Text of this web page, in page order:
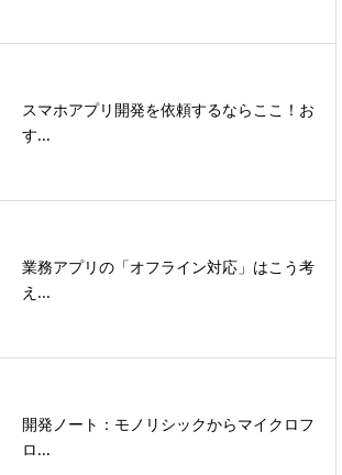
スマホアプリ開発を依頼するならここ！お
す...
業務アプリの「オフライン対応」はこう考
え...
開発ノート：モノリシックからマイクロフ
ロ...